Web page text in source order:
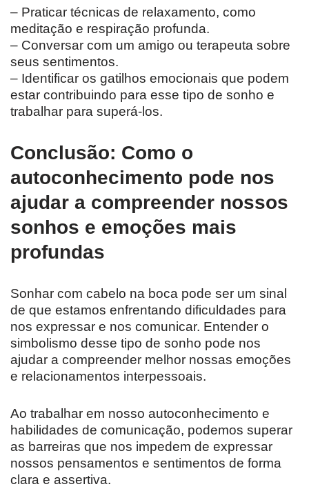
– Praticar técnicas de relaxamento, como
meditação e respiração profunda.
– Conversar com um amigo ou terapeuta sobre
seus sentimentos.
– Identificar os gatilhos emocionais que podem
estar contribuindo para esse tipo de sonho e
trabalhar para superá-los.
Conclusão: Como o
autoconhecimento pode nos
ajudar a compreender nossos
sonhos e emoções mais
profundas
Sonhar com cabelo na boca pode ser um sinal
de que estamos enfrentando dificuldades para
nos expressar e nos comunicar. Entender o
simbolismo desse tipo de sonho pode nos
ajudar a compreender melhor nossas emoções
e relacionamentos interpessoais.
Ao trabalhar em nosso autoconhecimento e
habilidades de comunicação, podemos superar
as barreiras que nos impedem de expressar
nossos pensamentos e sentimentos de forma
clara e assertiva.